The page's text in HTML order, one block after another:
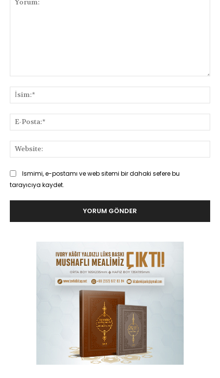
Ismimi, e-postamı ve web sitemi bir dahaki sefere bu
tarayıcıya kaydet.